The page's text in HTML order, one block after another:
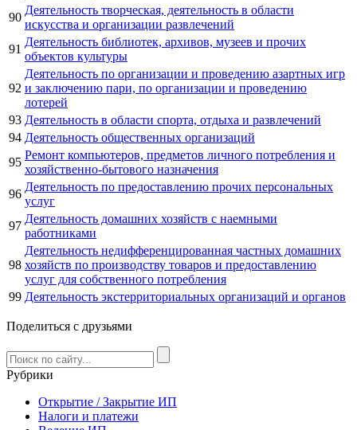
90
Деятельность творческая, деятельность в области
искусства и организации развлечений
91
Деятельность библиотек, архивов, музеев и прочих
объектов культуры
92
Деятельность по организации и проведению азартных игр
и заключению пари, по организации и проведению
лотерей
93 Деятельность в области спорта, отдыха и развлечений
94 Деятельность общественных организаций
95
Ремонт компьютеров, предметов личного потребления и
хозяйственно-бытового назначения
96
Деятельность по предоставлению прочих персональных
услуг
97
Деятельность домашних хозяйств с наемными
работниками
98
Деятельность недифференцированная частных домашних
хозяйств по производству товаров и предоставлению
услуг для собственного потребления
99 Деятельность экстерриториальных организаций и органов
Поделиться с друзьями
Рубрики
Открытие / Закрытие ИП
Налоги и платежи